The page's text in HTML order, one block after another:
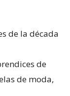
de la década
de
de moda,